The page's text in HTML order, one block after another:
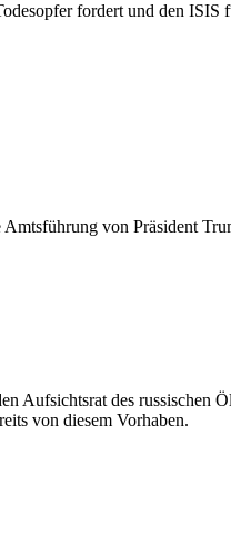
fordert und den
von Präsident
Aufsichtsrat des russischen
von diesem Vorhaben.